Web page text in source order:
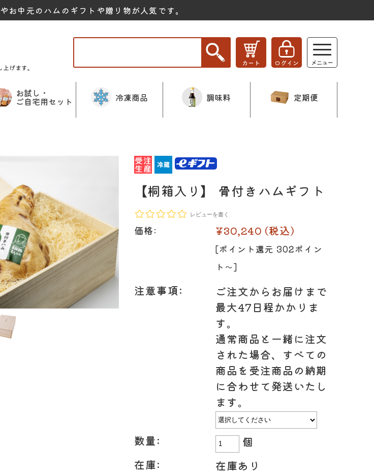
中元のハムのギフトや贈り物が人気です。
げます。
ヒレ こま切れ
・ひき肉 ・ホルモン
アイスバイン 惣菜・レトルト
お試し・
ご自宅用セット 冷凍商品 調味料 定期便
【桐箱入り】 骨付きハムギフト
レビューを書く
価格: ¥30,240 (税込)
[ポイント還元 302ポイン
ト〜]
注意事項:
ご注文からお届けまで
最大47日程かかりま
す。
通常商品と一緒に注文
された場合、すべての
商品を受注商品の納期
に合わせて発送いたし
ます。
数量:
個
在庫:
在庫あり